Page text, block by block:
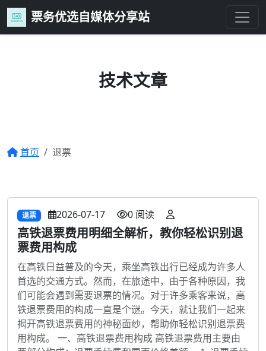
票务优选自媒体分享站
技术文章
首页 退票
退票 2026-07-17 0 阅读
高铁退票费用明细全解析，教你轻松识别退
票费用构成
在高铁日益普及的今天，乘坐高铁出行已经成为许多人
首选的交通方式。然而，在旅途中，由于各种原因，我
们可能会遇到需要退票的情况。对于许多乘客来说，高
铁退票费用的构成一直是个谜。今天，就让我们一起来
揭开高铁退票费用的神秘面纱，帮助你轻松识别退票费
用构成。 一、高铁退票费用构成 高铁退票费用主要由